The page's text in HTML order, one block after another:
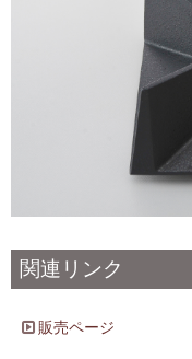
関連リンク
販売ページ